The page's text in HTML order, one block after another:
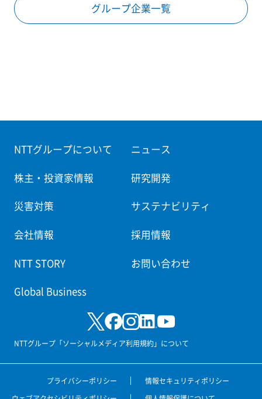
グループ企業一覧
NTTグループについて ニュース
株主・投資家情報 研究開発
災害対策 サステナビリティ
会社情報 採用情報
NTT STORY お問い合わせ
Global Business
NTTグループ「ソーシャルメディア利用規約」について
プライバシーポリシー
情報セキュリティポリシー